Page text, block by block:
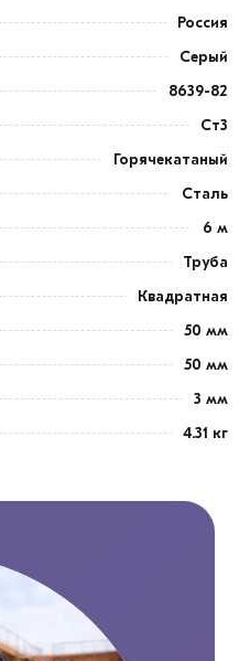
Россия
Серый
8639-82
Ст3
Горячекатаный
Сталь
6 м
Труба
Квадратная
50 мм
50 мм
3 мм
4.31 кг